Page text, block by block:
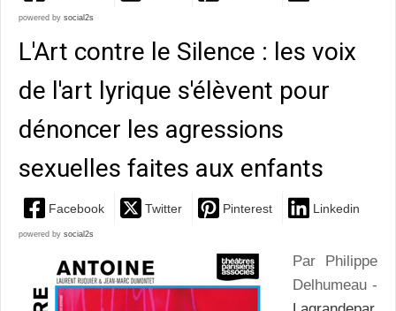
powered by social2s
L'Art contre le Silence : les voix
de l'art lyrique s'élèvent pour
dénoncer les agressions
sexuelles faites aux enfants
Facebook Twitter Pinterest Linkedin
powered by social2s
Par Philippe
Delhumeau -